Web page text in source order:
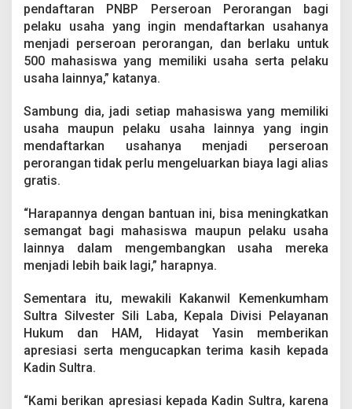
pendaftaran PNBP Perseroan Perorangan bagi
pelaku usaha yang ingin mendaftarkan usahanya
menjadi perseroan perorangan, dan berlaku untuk
500 mahasiswa yang memiliki usaha serta pelaku
usaha lainnya,” katanya.
Sambung dia, jadi setiap mahasiswa yang memiliki
usaha maupun pelaku usaha lainnya yang ingin
mendaftarkan usahanya menjadi perseroan
perorangan tidak perlu mengeluarkan biaya lagi alias
gratis.
“Harapannya dengan bantuan ini, bisa meningkatkan
semangat bagi mahasiswa maupun pelaku usaha
lainnya dalam mengembangkan usaha mereka
menjadi lebih baik lagi,” harapnya.
Sementara itu, mewakili Kakanwil Kemenkumham
Sultra Silvester Sili Laba, Kepala Divisi Pelayanan
Hukum dan HAM, Hidayat Yasin memberikan
apresiasi serta mengucapkan terima kasih kepada
Kadin Sultra.
“Kami berikan apresiasi kepada Kadin Sultra, karena